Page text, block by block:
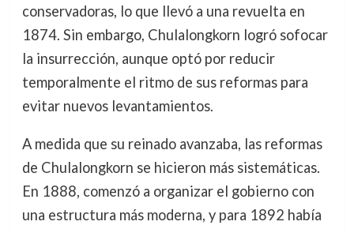
conservadoras, lo que llevó a una revuelta en
1874. Sin embargo, Chulalongkorn logró sofocar
la insurrección, aunque optó por reducir
temporalmente el ritmo de sus reformas para
evitar nuevos levantamientos.
A medida que su reinado avanzaba, las reformas
de Chulalongkorn se hicieron más sistemáticas.
En 1888, comenzó a organizar el gobierno con
una estructura más moderna, y para 1892 había